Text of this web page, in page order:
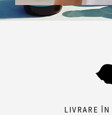
LIVRARE ÎN